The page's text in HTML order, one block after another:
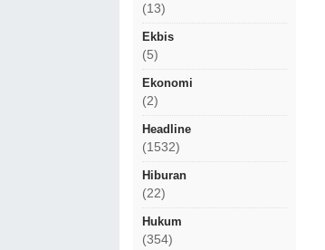
(13)
Ekbis
(5)
Ekonomi
(2)
Headline
(1532)
Hiburan
(22)
Hukum
(354)